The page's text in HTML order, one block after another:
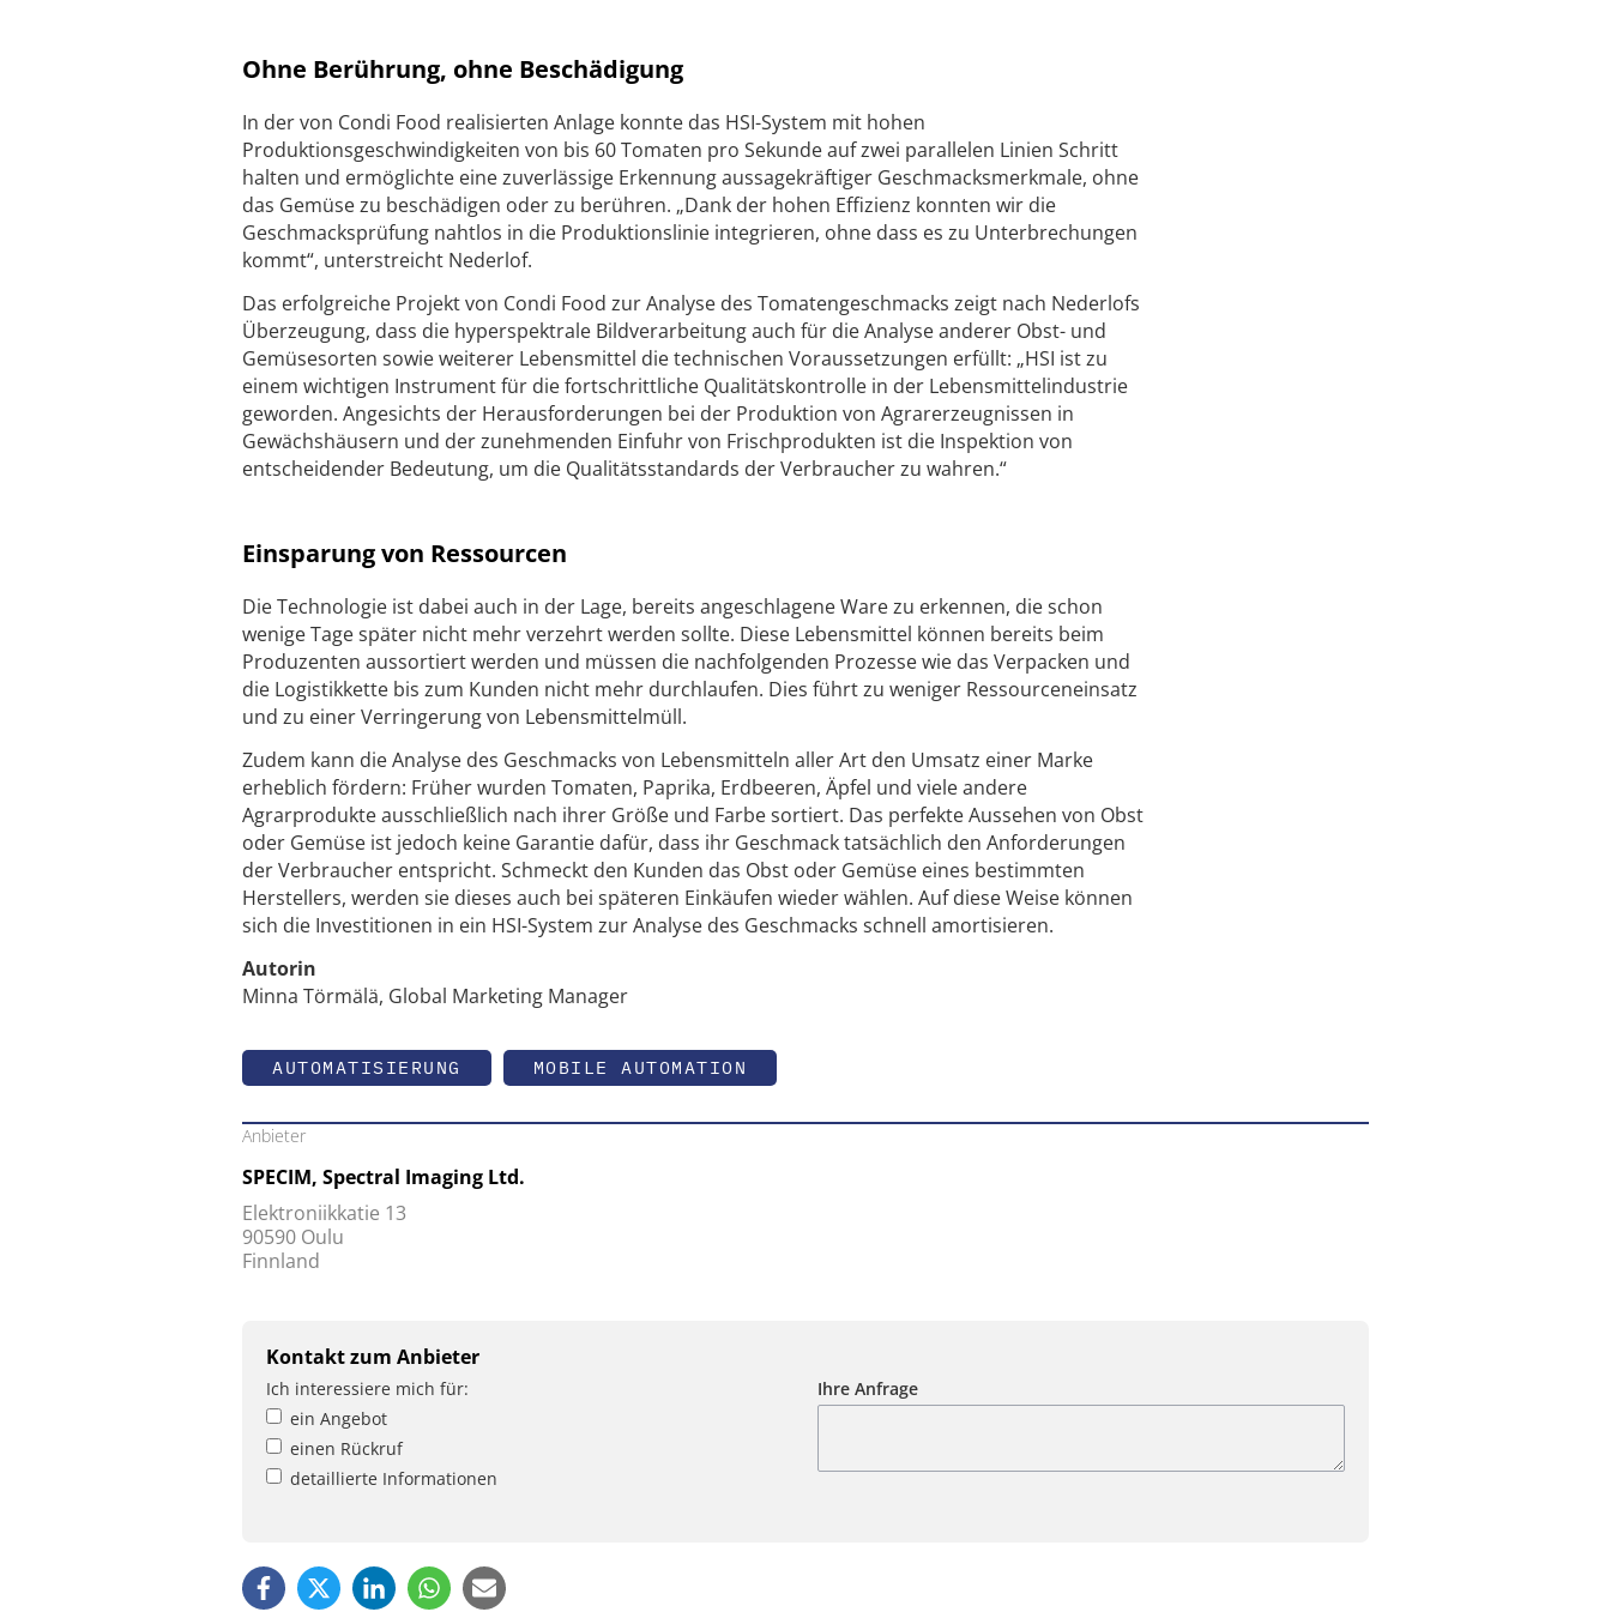
Ohne Berührung, ohne Beschädigung
In der von Condi Food realisierten Anlage konnte das HSI-System mit hohen
Produktionsgeschwindigkeiten von bis 60 Tomaten pro Sekunde auf zwei parallelen Linien Schritt
halten und ermöglichte eine zuverlässige Erkennung aussagekräftiger Geschmacksmerkmale, ohne
das Gemüse zu beschädigen oder zu berühren. „Dank der hohen Effizienz konnten wir die
Geschmacksprüfung nahtlos in die Produktionslinie integrieren, ohne dass es zu Unterbrechungen
kommt“, unterstreicht Nederlof.
Das erfolgreiche Projekt von Condi Food zur Analyse des Tomatengeschmacks zeigt nach Nederlofs
Überzeugung, dass die hyperspektrale Bildverarbeitung auch für die Analyse anderer Obst- und
Gemüsesorten sowie weiterer Lebensmittel die technischen Voraussetzungen erfüllt: „HSI ist zu
einem wichtigen Instrument für die fortschrittliche Qualitätskontrolle in der Lebensmittelindustrie
geworden. Angesichts der Herausforderungen bei der Produktion von Agrarerzeugnissen in
Gewächshäusern und der zunehmenden Einfuhr von Frischprodukten ist die Inspektion von
entscheidender Bedeutung, um die Qualitätsstandards der Verbraucher zu wahren.“
Einsparung von Ressourcen
Die Technologie ist dabei auch in der Lage, bereits angeschlagene Ware zu erkennen, die schon
wenige Tage später nicht mehr verzehrt werden sollte. Diese Lebensmittel können bereits beim
Produzenten aussortiert werden und müssen die nachfolgenden Prozesse wie das Verpacken und
die Logistikkette bis zum Kunden nicht mehr durchlaufen. Dies führt zu weniger Ressourceneinsatz
und zu einer Verringerung von Lebensmittelmüll.
Zudem kann die Analyse des Geschmacks von Lebensmitteln aller Art den Umsatz einer Marke
erheblich fördern: Früher wurden Tomaten, Paprika, Erdbeeren, Äpfel und viele andere
Agrarprodukte ausschließlich nach ihrer Größe und Farbe sortiert. Das perfekte Aussehen von Obst
oder Gemüse ist jedoch keine Garantie dafür, dass ihr Geschmack tatsächlich den Anforderungen
der Verbraucher entspricht. Schmeckt den Kunden das Obst oder Gemüse eines bestimmten
Herstellers, werden sie dieses auch bei späteren Einkäufen wieder wählen. Auf diese Weise können
sich die Investitionen in ein HSI-System zur Analyse des Geschmacks schnell amortisieren.
Autorin
Minna Törmälä, Global Marketing Manager
AUTOMATISIERUNG MOBILE AUTOMATION
Anbieter
SPECIM, Spectral Imaging Ltd.
Elektroniikkatie 13
90590 Oulu
Finnland
Kontakt zum Anbieter
Ich interessiere mich für:
ein Angebot
einen Rückruf
detaillierte Informationen
Ihre Anfrage